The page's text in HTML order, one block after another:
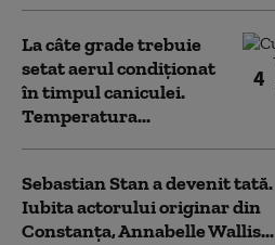
4
La câte grade trebuie
setat aerul condiționat
în timpul caniculei.
Temperatura...
Sebastian Stan a devenit tată.
Iubita actorului originar din
Constanța, Annabelle Wallis...